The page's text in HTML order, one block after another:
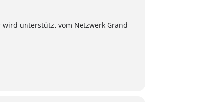
unterstützt vom Netzwerk Grand